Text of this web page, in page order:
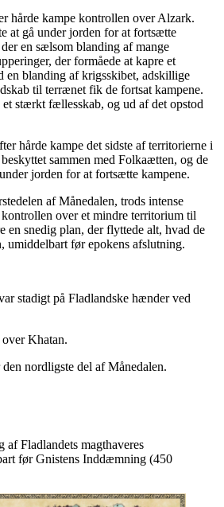
hårde kampe kontrollen over Alzark.
at gå under jorden for at fortsætte
en sælsom blanding af mange
der formåede at kapre et
blanding af krigsskibet, adskillige
til terrænet fik de fortsat kampene.
stærkt fællesskab, og ud af det opstod
hårde kampe det sidste af territorierne i
sammen med Folkaætten, og de
jorden for at fortsætte kampene.
af Månedalen, trods intense
over et mindre territorium til
en snedig plan, der flyttede alt, hvad de
umiddelbart før epokens afslutning.
stadigt på Fladlandske hænder ved
Khatan.
nordligste del af Månedalen.
Fladlandets magthaveres
før Gnistens Inddæmning (450